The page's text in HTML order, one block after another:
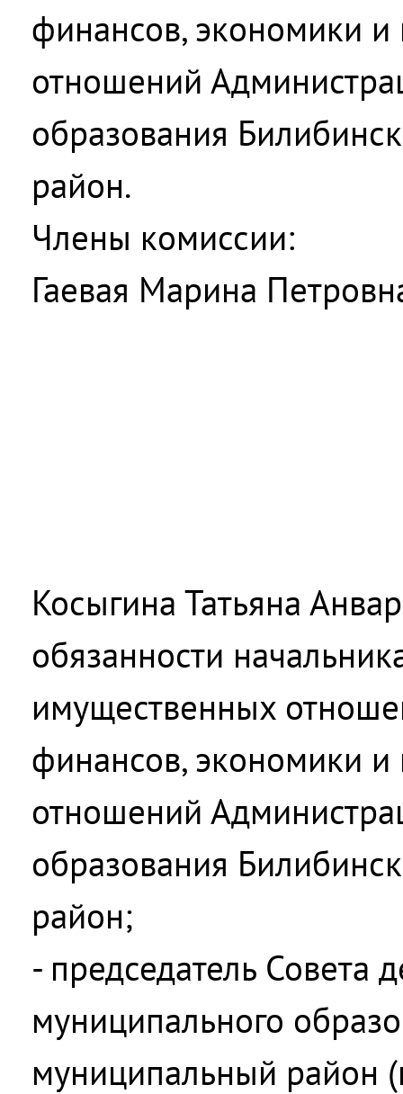
финансов, экономики
отношений
образования
район.
Члены комиссии:
Гаевая Марина
Косыгина Татьяна
обязанности
имущественных
финансов, экономики
отношений
образования
район;
- председатель Совета
муниципального
муниципальный район